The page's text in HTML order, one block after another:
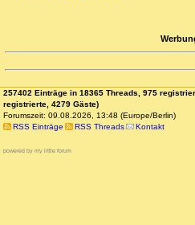
257402 Einträge in 18365 Threads, 975
registrierte, 4279 Gäste)
Forumszeit: 09.08.2026, 13:48 (Europe/Berlin)
RSS Einträge
RSS Threads Kontakt
powered by my little forum